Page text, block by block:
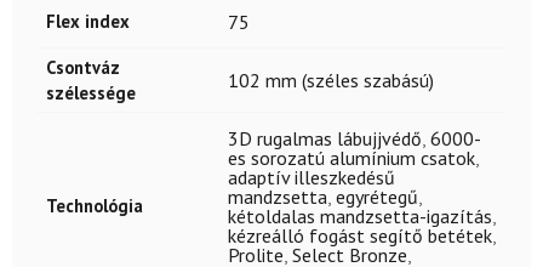
Flex index 75
Csontváz
szélessége
102 mm (széles szabású)
Technológia
3D rugalmas lábujjvédő, 6000-
es sorozatú alumínium csatok,
adaptív illeszkedésű
mandzsetta, egyrétegű,
kétoldalas mandzsetta-igazítás,
kézreálló fogást segítő betétek,
Prolite, Select Bronze,